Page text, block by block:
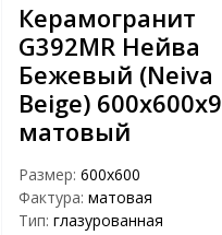
Керамогранит
G392MR Нейва
Бежевый (Neiva
Beige) 600х600х9
матовый
Размер: 600х600
Фактура: матовая
Тип: глазурованная